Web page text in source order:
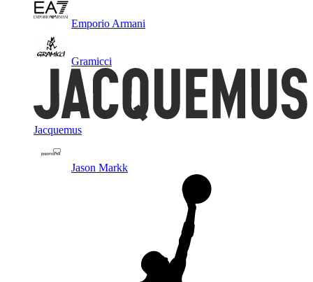
Emporio Armani
Gramicci
Jacquemus
Jason Markk